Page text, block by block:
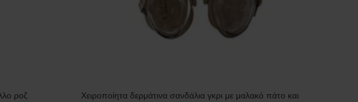
ροζ
Χειροποίητα δερμάτινα σανδάλια γκρι με μαλακό πάτο και